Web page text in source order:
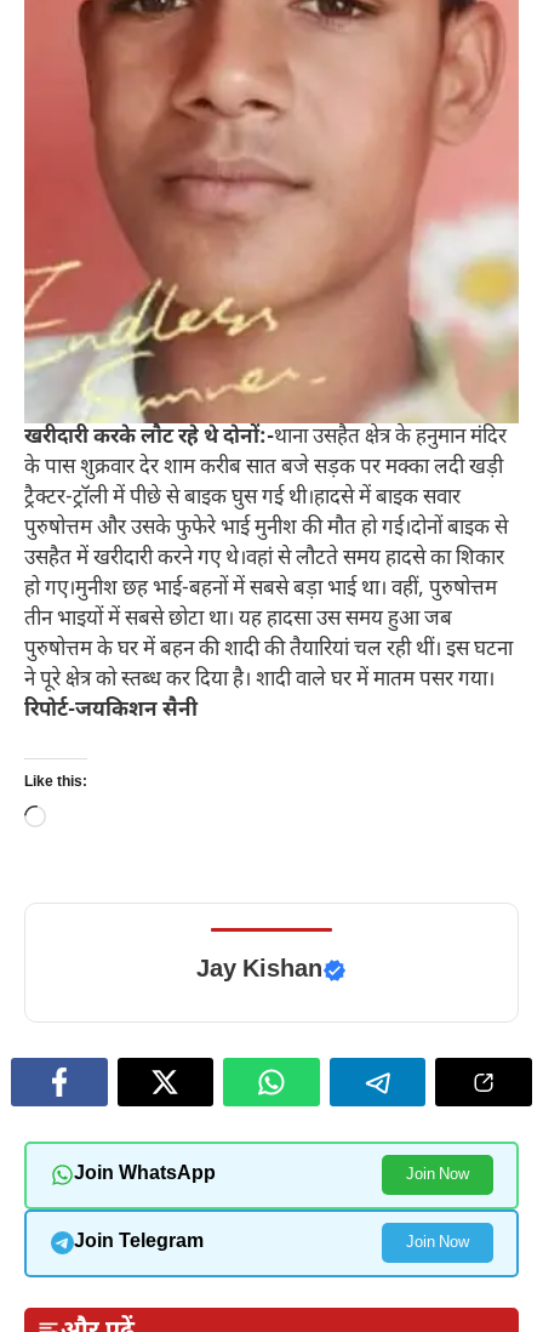
खरीदारी करके लौट रहे थे दोनों:-थाना उसहैत क्षेत्र के हनुमान मंदिर
के पास शुक्रवार देर शाम करीब सात बजे सड़क पर मक्का लदी खड़ी
ट्रैक्टर-ट्रॉली में पीछे से बाइक घुस गई थी।हादसे में बाइक सवार
पुरुषोत्तम और उसके फुफेरे भाई मुनीश की मौत हो गई।दोनों बाइक से
उसहैत में खरीदारी करने गए थे।वहां से लौटते समय हादसे का शिकार
हो गए।मुनीश छह भाई-बहनों में सबसे बड़ा भाई था। वहीं, पुरुषोत्तम
तीन भाइयों में सबसे छोटा था। यह हादसा उस समय हुआ जब
पुरुषोत्तम के घर में बहन की शादी की तैयारियां चल रही थीं। इस घटना
ने पूरे क्षेत्र को स्तब्ध कर दिया है। शादी वाले घर में मातम पसर गया।
रिपोर्ट-जयकिशन सैनी
Like this:
Loading…
Jay Kishan
Join WhatsApp Join Now
Join Telegram Join Now